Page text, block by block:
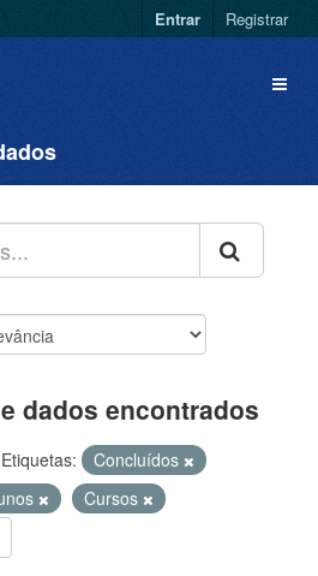
Entrar Registrar
dados encontrados
Etiquetas:
Concluídos
Cursos